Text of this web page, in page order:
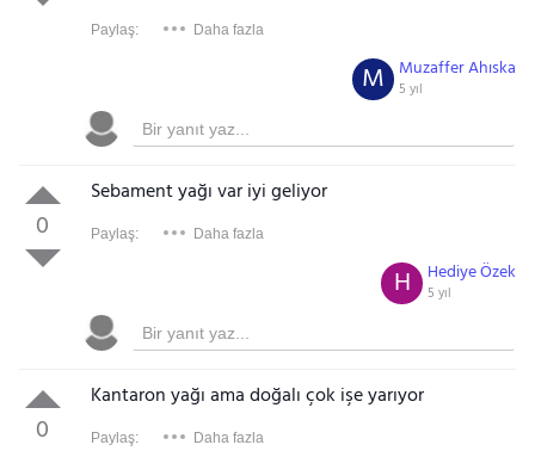
Paylaş: Daha fazla
Muzaffer Ahıska
5 yıl
M
0
Sebament yağı var iyi geliyor
Paylaş: Daha fazla
Hediye Özek
5 yıl
H
0
Kantaron yağı ama doğalı çok işe yarıyor
Paylaş: Daha fazla